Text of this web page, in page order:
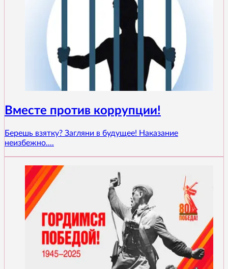
Вместе против коррупции!
Берешь взятку? Загляни в будущее! Наказание
неизбежно....